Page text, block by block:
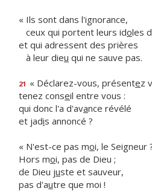
« Ils sont dans l'ignorance,
ceux qui portent leurs idoles
et qui adressent des prières
à leur dieu qui ne sauve pas.
21 « Déclarez-vous, présentez
tenez conseil entre vous :
qui donc l'a d'avance révélé
et jadis annoncé ?
« N'est-ce pas moi, le Seigneur
Hors moi, pas de Dieu ;
de Dieu juste et sauveur,
pas d'autre que moi !